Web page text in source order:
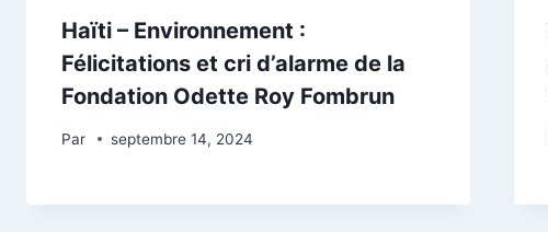
Haïti – Environnement :
Félicitations et cri d’alarme de la
Fondation Odette Roy Fombrun
Par septembre 14, 2024